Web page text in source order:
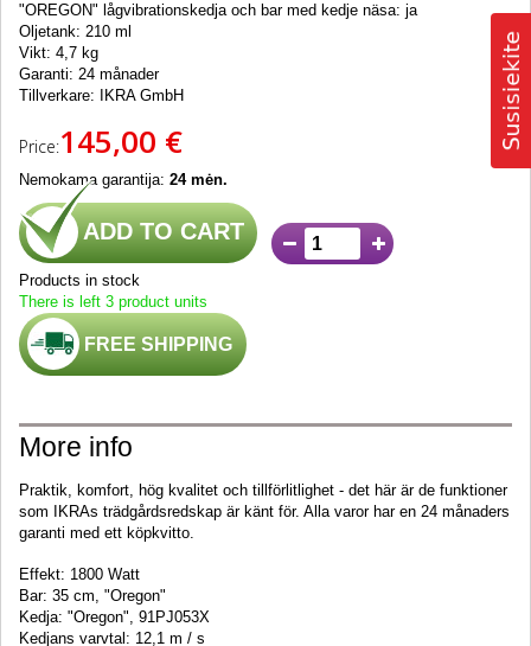
"OREGON" lågvibrationskedja och bar med kedje näsa: ja
Oljetank: 210 ml
Vikt: 4,7 kg
Garanti: 24 månader
Tillverkare: IKRA GmbH
Price:145,00 €
Nemokama garantija: 24 mėn.
ADD TO CART
Products in stock
There is left 3 product units
FREE SHIPPING
More info
Praktik, komfort, hög kvalitet och tillförlitlighet - det här är de funktioner
som IKRAs trädgårdsredskap är känt för. Alla varor har en 24 månaders
garanti med ett köpkvitto.
Effekt: 1800 Watt
Bar: 35 cm, "Oregon"
Kedja: "Oregon", 91PJ053X
Kedjans varvtal: 12,1 m / s